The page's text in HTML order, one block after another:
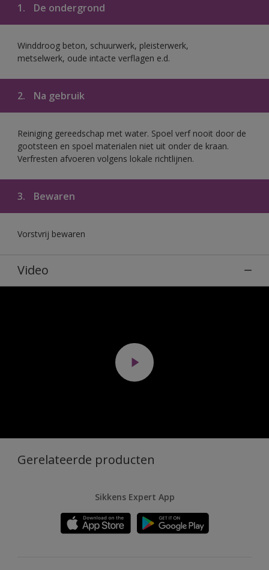
1. De ondergrond
Winddroog beton, schuurwerk, pleisterwerk,
metselwerk, oude intacte verflagen e.d.
2. Na gebruik
Reiniging gereedschap met water. Spoel verf nooit door de
gootsteen en spoel materialen niet uit onder de kraan.
Verfresten afvoeren volgens lokale richtlijnen.
3. Bewaren
Vorstvrij bewaren
Video
Gerelateerde producten
Sikkens Expert App